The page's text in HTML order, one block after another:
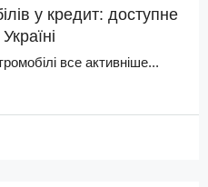
у кредит: доступне
все активніше...